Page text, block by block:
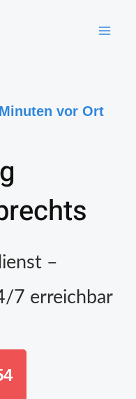
vor Ort
–
7 erreichbar